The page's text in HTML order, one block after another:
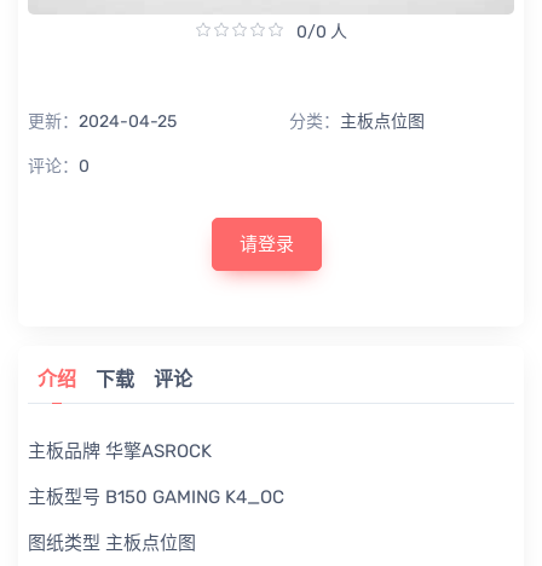
0/0 人
更新： 2024-04-25 分类： 主板点位图
评论： 0
请登录
介绍 下载 评论
主板品牌 华擎ASROCK
主板型号 B150 GAMING K4_OC
图纸类型 主板点位图